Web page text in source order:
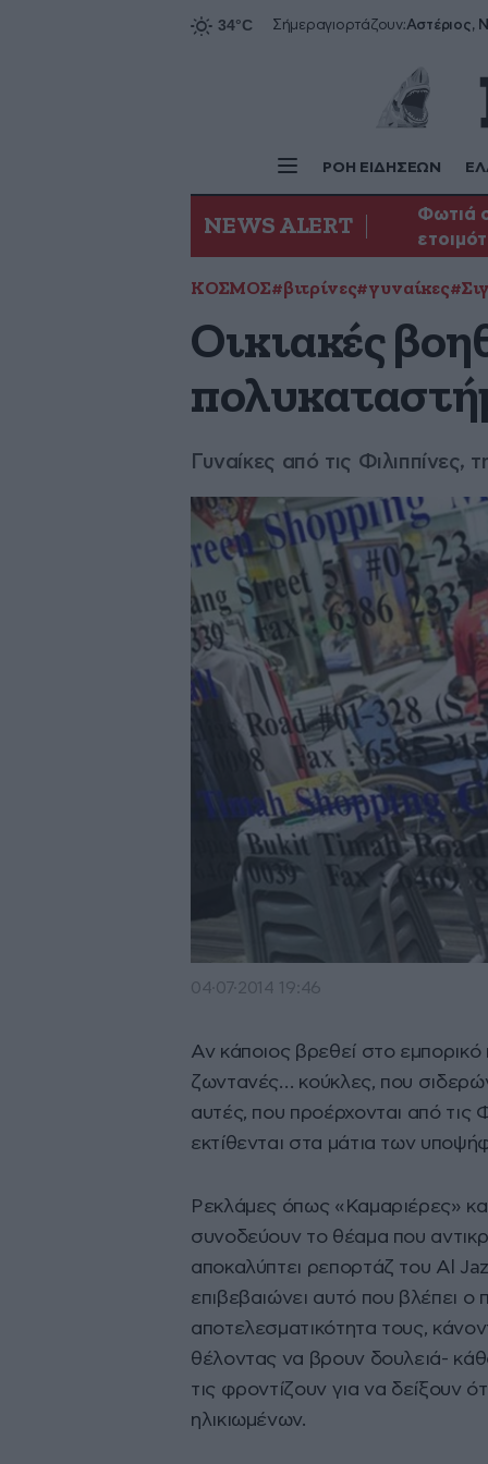
Σήμεραγιορτάζουν:Αστέριος,
ΡΟΗ ΕΙΔΗΣΕΩΝ
NEWS ALERT
Φωτιά
ΚΟΣΜΟΣ#βιτρίνες#γυναίκες
Οικιακές
Γυναίκες από τις
04·07·2014 19:46
Αν κάποιος βρεθεί στο
ζωντανές… κούκλες, που
αυτές, που προέρχονται από τις
εκτίθενται στα μάτια των
Ρεκλάμες όπως «Καμαριέρες»
συνοδεύουν το θέαμα που
αποκαλύπτει ρεπορτάζ του Al
επιβεβαιώνει αυτό που βλέπει ο
αποτελεσματικότητα τους,
θέλοντας να βρουν δουλειά-
τις φροντίζουν για να δείξουν
ηλικιωμένων.